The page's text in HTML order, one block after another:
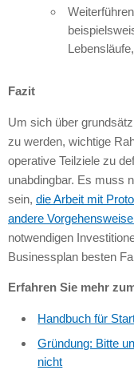
Fazit
Um sich über
zu werden, wichtige
operative Teilziele zu
unabdingbar. Es muss
sein, die Arbeit mit
andere
notwendigen
Businessplan besten
Erfahren Sie mehr
Handbuch für
Gründung: Bitte
nicht